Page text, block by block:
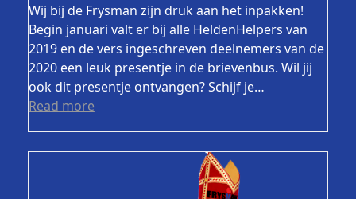
Wij bij de Frysman zijn druk aan het inpakken!
Begin januari valt er bij alle HeldenHelpers van
2019 en de vers ingeschreven deelnemers van de
2020 een leuk presentje in de brievenbus. Wil jij
ook dit presentje ontvangen? Schijf je…
Read more